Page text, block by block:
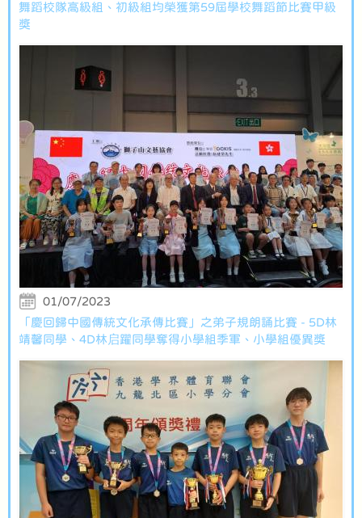
舞蹈校隊高級組、初級組均榮獲第59屆學校舞蹈節比賽甲級
獎
01/07/2023
「慶回歸中國傳統文化承傳比賽」之弟子規朗誦比賽 - 5D林
靖馨同學、4D林启躍同學奪得小學組季軍、小學組優異獎